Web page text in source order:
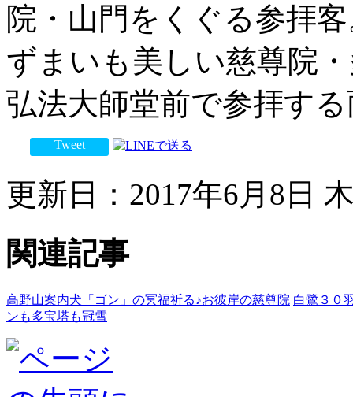
院・山門をくぐる参拝
ずまいも美しい慈尊院
弘法大師堂前で参拝す
Tweet
更新日：2017年6月8日
関連記事
高野山案内犬「ゴン」の冥福祈る♪お彼岸の慈尊院 白鷺３０
ンも多宝塔も冠雪